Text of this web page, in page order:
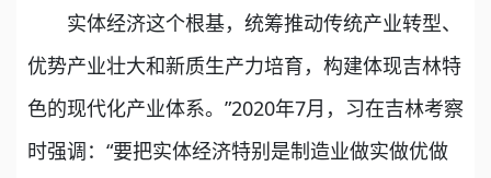
实体经济这个根基，统筹推动传统产业转型、
优势产业壮大和新质生产力培育，构建体现吉林特
色的现代化产业体系。”2020年7月，习在吉林考察
时强调：“要把实体经济特别是制造业做实做优做